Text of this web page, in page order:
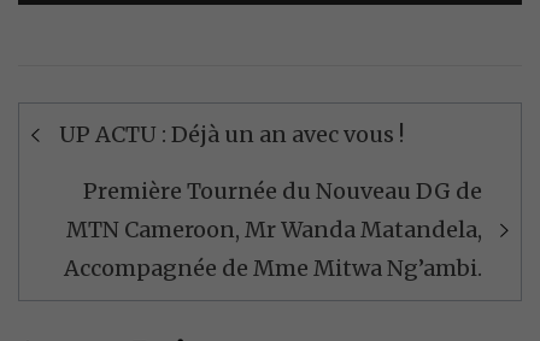
Navigation
l’article
UP ACTU : Déjà un an avec vous !
Première Tournée du Nouveau DG de
MTN Cameroon, Mr Wanda Matandela,
Accompagnée de Mme Mitwa Ng’ambi.